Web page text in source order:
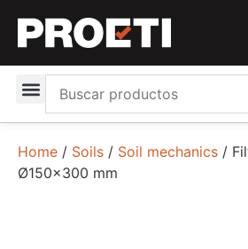
Home / Soils / Soil mechanics /
Ø150×300 mm